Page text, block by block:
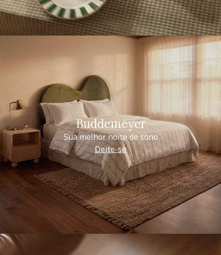
Buddemeyer
Sua melhor noite de sono
Deite-se